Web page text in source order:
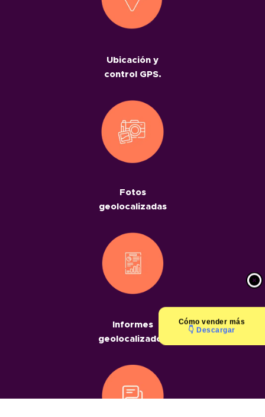
Cómovender más
👇 Descargar
Ubicación y
control GPS.
Fotos
geolocalizadas
Informes
geolocalizados